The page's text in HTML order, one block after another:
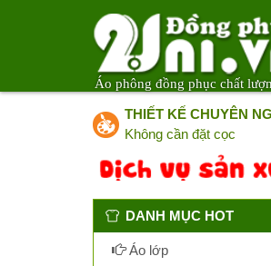
Áo phông đồng phục chất
THIẾT KẾ CHUYÊN
Không cần đặt cọc
DANH MỤC HOT
Áo lớp